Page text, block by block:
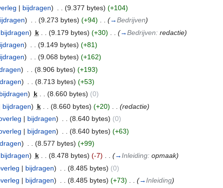
| bijdragen) (9.377 bytes) (+104)
) (9.273 bytes) (+94) (→Bedrijven)
bijdragen) k (9.179 bytes) (+30) (→Bedrijven: redactie)
) (9.149 bytes) (+81)
) . . (9.068 bytes) (+162)
) (8.906 bytes) (+193)
) (8.713 bytes) (+53)
bijdragen) k . . (8.660 bytes) (0)
bijdragen) k (8.660 bytes) (+20)
(redactie)
| bijdragen) . . (8.640 bytes) (0)
| bijdragen) (8.640 bytes) (+63)
) (8.577 bytes) (+99)
bijdragen) k . . (8.478 bytes) (-7) . . (→Inleiding: opmaak)
| bijdragen) (8.485 bytes) (0)
| bijdragen) . . (8.485 bytes) (+73) . . (→Inleiding)